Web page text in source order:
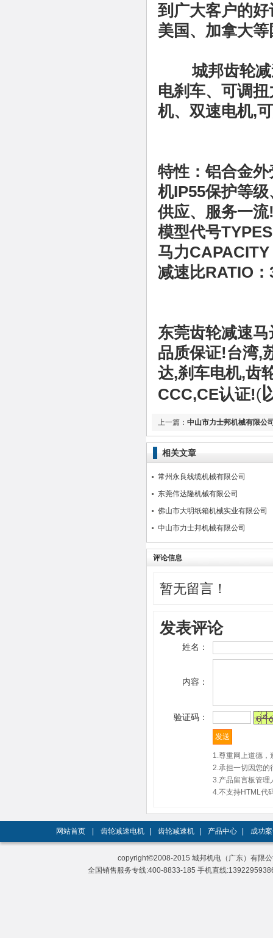
到广大客户的
美国、加拿大等
城邦齿轮
电刹车、可调
机、双速电机,
特性：铝合金
机IP55保护等
供应、服务一流
模型代号
马力
减速比RATIO
东莞齿轮减速
品质保证!台湾,
达,刹车电机,齿
CCC,CE认证!(
上一篇： 中山市力士邦机械有限公
相关文章
常州永良线缆机械有限公司
东莞伟达隆机械有限公司
佛山市大明纸箱机械实业有限公司
中山市力士邦机械有限公司
评论信息
暂无留言！
发表评论
姓名：
内容：
验证码：
1.尊重网上道德，
2.承担一切因您的
3.产品留言板管理
4.不支持HTML代
网站首页 齿轮减速电机 齿轮减速机 产品中心 成功
copyright©2008-2015 城邦机电（广东）有限
全国销售服务专线:400-8833-185 手机直线